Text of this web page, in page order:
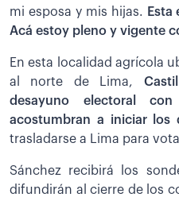
mi esposa y mis hijas.
Esta
Acá estoy pleno y vigente
En esta localidad agrícola
al norte de Lima,
desayuno electoral
acostumbran a iniciar los
trasladarse a Lima para
Sánchez recibirá los
difundirán al cierre de los